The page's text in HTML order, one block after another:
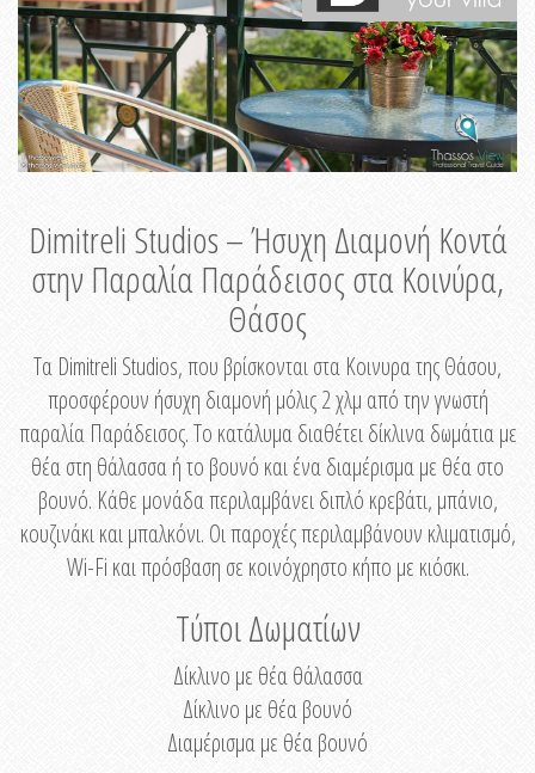
Dimitreli Studios – Ήσυχη Διαμονή Κοντά
στην Παραλία Παράδεισος στα Κοινύρα,
Θάσος
Τα Dimitreli Studios, που βρίσκονται στα Κοινυρα της Θάσου,
προσφέρουν ήσυχη διαμονή μόλις 2 χλμ από την γνωστή
παραλία Παράδεισος. Το κατάλυμα διαθέτει δίκλινα δωμάτια με
θέα στη θάλασσα ή το βουνό και ένα διαμέρισμα με θέα στο
βουνό. Κάθε μονάδα περιλαμβάνει διπλό κρεβάτι, μπάνιο,
κουζινάκι και μπαλκόνι. Οι παροχές περιλαμβάνουν κλιματισμό,
Wi-Fi και πρόσβαση σε κοινόχρηστο κήπο με κιόσκι.
Τύποι Δωματίων
Δίκλινο με θέα θάλασσα
Δίκλινο με θέα βουνό
Διαμέρισμα με θέα βουνό